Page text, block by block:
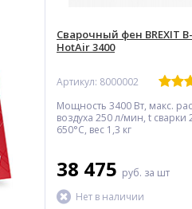
Сварочный фен BREXIT B-
HotAir 3400
Артикул: 8000002
Мощность 3400 Вт, макс.
воздуха 250 л/мин, t сварки
650°С, вес 1,3 кг
38 475 руб. за шт
Нет в наличии